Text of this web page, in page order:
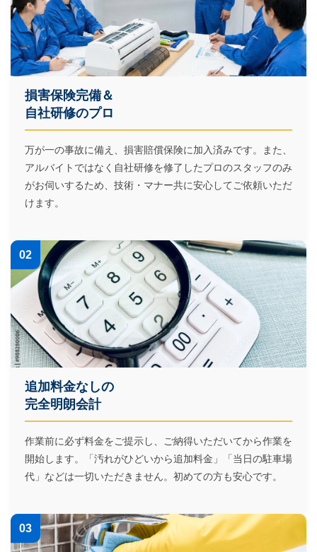
損害保険完備＆
自社研修のプロ
万が一の事故に備え、損害賠償保険に加入済みです。また、
アルバイトではなく自社研修を修了したプロのスタッフのみ
がお伺いするため、技術・マナー共に安心してご依頼いただ
けます。
02
追加料金なしの
完全明朗会計
作業前に必ず料金をご提示し、ご納得いただいてから作業を
開始します。「汚れがひどいから追加料金」「当日の駐車場
代」などは一切いただきません。初めての方も安心です。
03